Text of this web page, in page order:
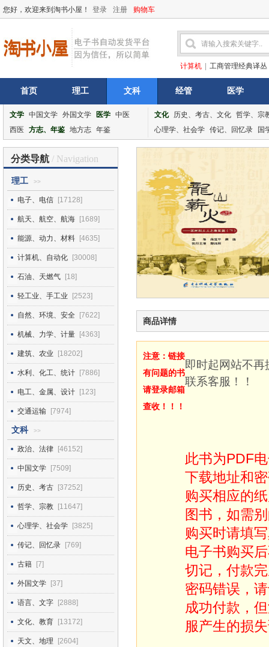
您好，欢迎来到淘书小屋！ 登录 注册 购物车
计算机 工商管理经典译丛
首页 理工 文科 经管 医学
文学 中国文学 外国文学 医学 中医
西医
方志、年鉴 地方志 年鉴
文化 历史、考古、文化 哲学、宗
心理学、社会学 传记、回忆录 国
分类导航 / Navigation
理工 >>
电子、电信 [17128]
航天、航空、航海 [1689]
能源、动力、材料 [4635]
计算机、自动化 [30008]
石油、天燃气 [18]
轻工业、手工业 [2523]
自然、环境、安全 [7622]
机械、力学、计量 [4363]
建筑、农业 [18202]
水利、化工、统计 [7886]
电工、金属、设计 [123]
交通运输 [7974]
文科 >>
政治、法律 [46152]
中国文学 [7509]
历史、考古 [37252]
哲学、宗教 [11647]
心理学、社会学 [3825]
传记、回忆录 [769]
古籍 [7]
外国文学 [37]
语言、文字 [2888]
文化、教育 [13172]
天文、地理 [2604]
商品详情
注意：链接
有问题的书
请登录邮箱
查收！！！
即时起网站不
联系客服！！
此书为PDF
下载地址和
购买相应的
图书，如需
购买时请填
电子书购买
切记，付款
密码错误，
成功付款，
服产生的损